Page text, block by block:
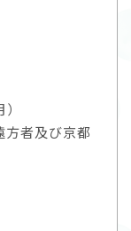
方者及び京都